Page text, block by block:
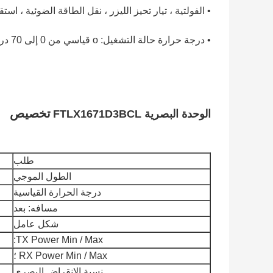
• الفولتية ، تيار تحيز الليزر ، نقل الطاقة الضوئية ،
• درجة حرارة حالة التشغيل: o قياسي من 0 إلى 70 درجة مئوية o صناعي -40 إلى +85 درجة مئوية
الوحدة البصرية FTLX1671D3BCL تخصيص
طلب
الطول الموجي
درجة الحرارة القياسية
مسافه: بعد
شكل عامل
TX Power Min / Max:
RX Power Min / Max ؛